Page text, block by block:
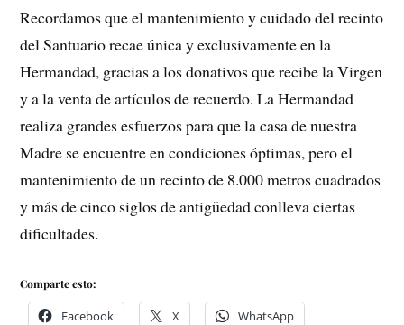
Recordamos que el mantenimiento y cuidado del recinto
del Santuario recae única y exclusivamente en la
Hermandad, gracias a los donativos que recibe la Virgen
y a la venta de artículos de recuerdo. La Hermandad
realiza grandes esfuerzos para que la casa de nuestra
Madre se encuentre en condiciones óptimas, pero el
mantenimiento de un recinto de 8.000 metros cuadrados
y más de cinco siglos de antigüedad conlleva ciertas
dificultades.
Comparte esto:
Facebook X WhatsApp